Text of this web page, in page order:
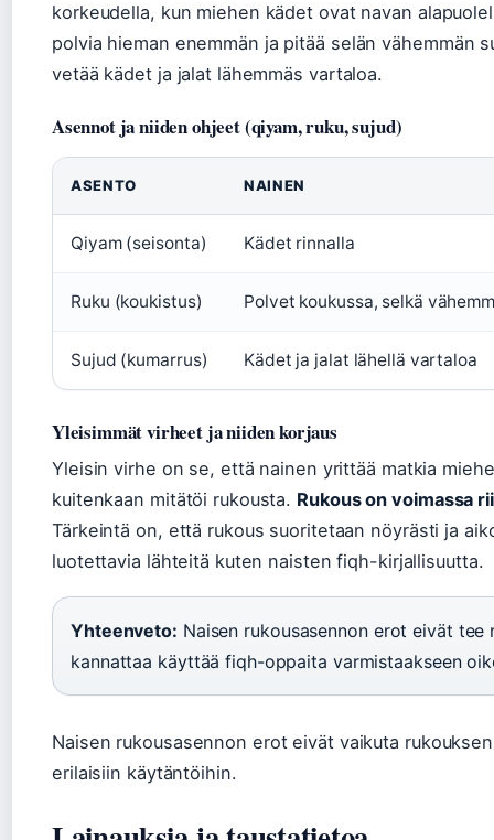
korkeudella, kun miehen kädet ovat navan
polvia hieman enemmän ja pitää selän vähemmän
vetää kädet ja jalat lähemmäs vartaloa.
Asennot ja niiden ohjeet (qiyam, ruku, sujud)
ASENTO NAINEN
Qiyam (seisonta) Kädet rinnalla
Ruku (koukistus) Polvet koukussa, selkä
Sujud (kumarrus) Kädet ja jalat lähellä vartaloa
Yleisimmät virheet ja niiden korjaus
Yleisin virhe on se, että nainen yrittää matkia
kuitenkaan mitätöi rukousta. Rukous on voimassa
Tärkeintä on, että rukous suoritetaan nöyrästi ja
luotettavia lähteitä kuten naisten fiqh-kirjallisuutta.
Yhteenveto: Naisen rukousasennon erot eivät
kannattaa käyttää fiqh-oppaita varmistaakseen
Naisen rukousasennon erot eivät vaikuta
erilaisiin käytäntöihin.